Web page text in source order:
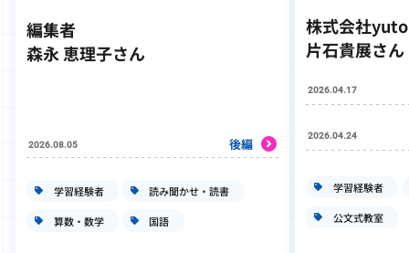
編集者
森永 恵理子さん
2026.08.05 後編
学習経験者 読み聞かせ・読書
算数・数学 国語
株式会社
片石貴展さん
2026.04.17
2026.04.24
学習経験者
公文式教室